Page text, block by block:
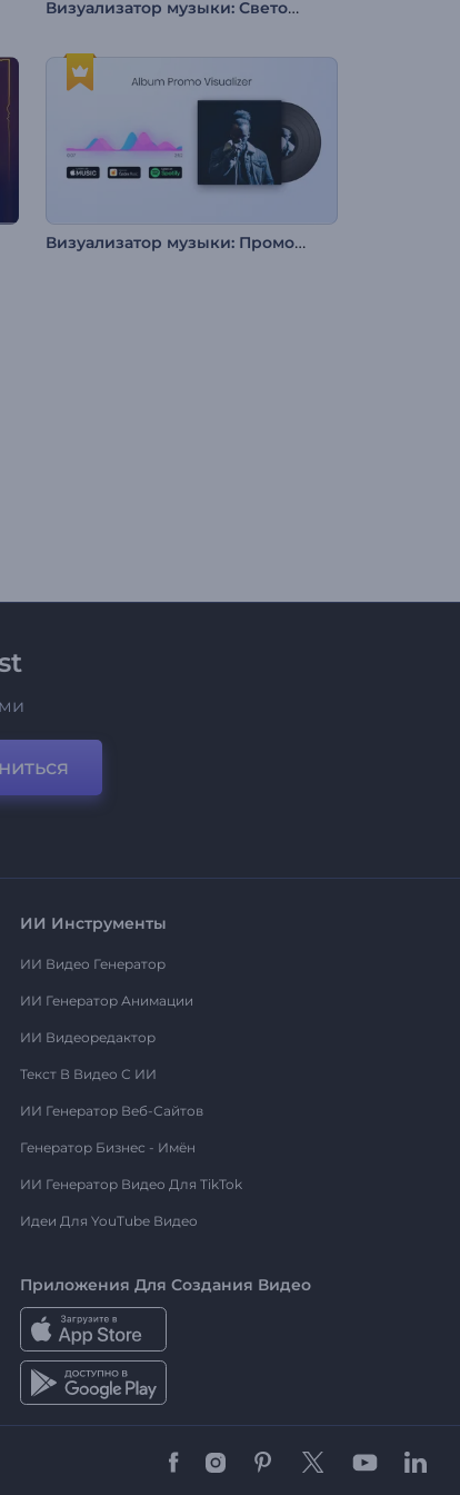
Визуализатор музыки: Световые биты
Визуализатор музыки: Промо альбома
ИИ Инструменты
ИИ Видео Генератор
ИИ Генератор Анимации
ИИ Видеоредактор
Текст В Видео С ИИ
ИИ Генератор Веб-Сайтов
Генератор Бизнес - Имён
ИИ Генератор Видео Для TikTok
Идеи Для YouTube Видео
Приложения Для Создания Видео